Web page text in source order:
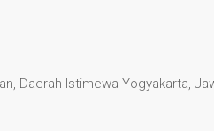
Daerah Istimewa Yogyakarta,